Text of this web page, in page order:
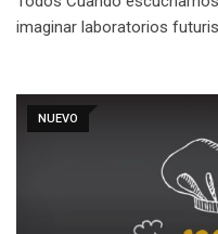
imaginar laboratorios
NUEVO